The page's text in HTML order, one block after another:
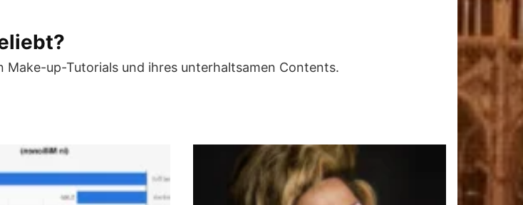
up-Tutorials und ihres unterhaltsamen Contents.